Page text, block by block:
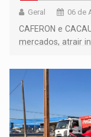
Geral 06 de
CAFERON e
mercados, atrair